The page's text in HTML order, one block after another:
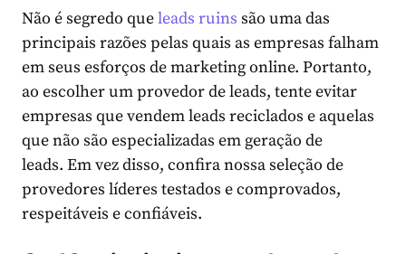
Não é segredo queleads ruins são uma das
principais razões pelas quais as empresas falham
em seus esforços de marketing online. Portanto,
ao escolher um provedor de leads, tente evitar
empresas que vendem leads reciclados e aquelas
que não são especializadas em geração de
leads. Em vez disso, confira nossa seleção de
provedores líderes testados e comprovados,
respeitáveis ​​e confiáveis.